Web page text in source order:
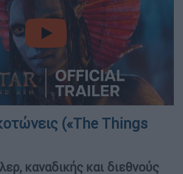
video
(«The Things
καναδικής και διεθνούς